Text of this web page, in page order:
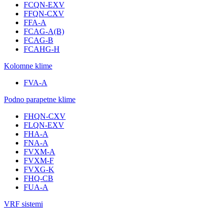
FCQN-EXV
FFQN-CXV
FFA-A
FCAG-A(B)
FCAG-B
FCAHG-H
Kolomne klime
FVA-A
Podno parapetne klime
FHQN-CXV
FLQN-EXV
FHA-A
FNA-A
FVXM-A
FVXM-F
FVXG-K
FHQ-CB
FUA-A
VRF sistemi